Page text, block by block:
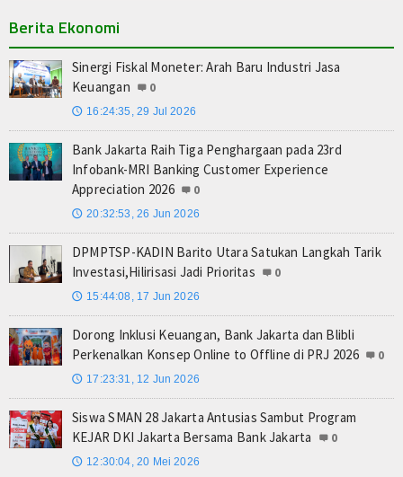
Berita Ekonomi
Sinergi Fiskal Moneter: Arah Baru Industri Jasa
Keuangan
0
🕔 16:24:35, 29 Jul 2026
Bank Jakarta Raih Tiga Penghargaan pada 23rd
Infobank-MRI Banking Customer Experience
Appreciation 2026
0
🕔 20:32:53, 26 Jun 2026
DPMPTSP-KADIN Barito Utara Satukan Langkah Tarik
Investasi,Hilirisasi Jadi Prioritas
0
🕔 15:44:08, 17 Jun 2026
Dorong Inklusi Keuangan, Bank Jakarta dan Blibli
Perkenalkan Konsep Online to Offline di PRJ 2026
0
🕔 17:23:31, 12 Jun 2026
Siswa SMAN 28 Jakarta Antusias Sambut Program
KEJAR DKI Jakarta Bersama Bank Jakarta
0
🕔 12:30:04, 20 Mei 2026